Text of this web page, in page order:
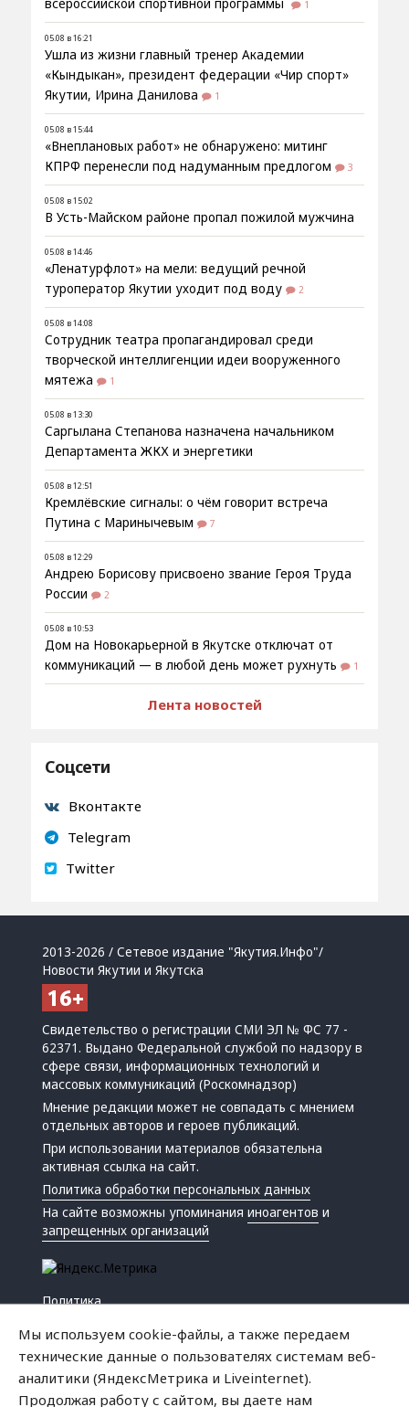
всероссийской спортивной программы
1
05.08 в 16:21
Ушла из жизни главный тренер Академии
«Кындыкан», президент федерации «Чир спорт»
Якутии, Ирина Данилова
1
05.08 в 15:44
«Внеплановых работ» не обнаружено: митинг
КПРФ перенесли под надуманным предлогом
3
05.08 в 15:02
В Усть-Майском районе пропал пожилой мужчина
05.08 в 14:46
«Ленатурфлот» на мели: ведущий речной
туроператор Якутии уходит под воду
2
05.08 в 14:08
Сотрудник театра пропагандировал среди
творческой интеллигенции идеи вооруженного
мятежа
1
05.08 в 13:30
Саргылана Степанова назначена начальником
Департамента ЖКХ и энергетики
05.08 в 12:51
Кремлёвские сигналы: о чём говорит встреча
Путина с Маринычевым
7
05.08 в 12:29
Андрею Борисову присвоено звание Героя Труда
России
2
05.08 в 10:53
Дом на Новокарьерной в Якутске отключат от
коммуникаций — в любой день может рухнуть
1
Лента новостей
Соцсети
Вконтакте
Telegram
Twitter
2013-2026 / Сетевое издание "Якутия.Инфо"/
Новости Якутии и Якутска
Свидетельство о регистрации СМИ ЭЛ № ФС 77 -
62371. Выдано Федеральной службой по надзору в
сфере связи, информационных технологий и
массовых коммуникаций (Роскомнадзор)
Мнение редакции может не совпадать с мнением
отдельных авторов и героев публикаций.
При использовании материалов обязательна
активная ссылка на сайт.
Политика обработки персональных данных
На сайте возможны упоминанияиноагентов и
запрещенных организаций
Политика
Мы используем cookie-файлы, а также передаем
технические данные о пользователях системам веб-
аналитики (ЯндексМетрика и Liveinternet).
Продолжая работу с сайтом, вы даете нам